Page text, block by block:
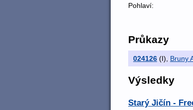
Pohlaví:
Průkazy
024126 (I), Bruny
Výsledky
Starý Jičín -